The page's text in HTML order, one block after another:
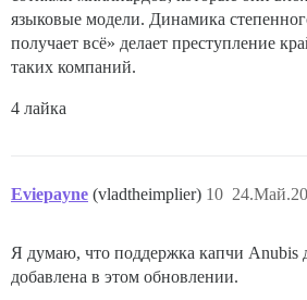
языковые модели. Динамика
получает всё» делает преступление
таких компаний.
4 лайка
Eviepayne (vladtheimplier) 10
Я думаю, что поддержка капчи Anubis
добавлена в этом обновлении.